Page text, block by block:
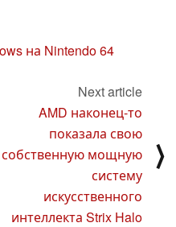
на Nintendo 64
Next article
AMD наконец-то
показала свою
собственную мощную
систему
искусственного
интеллекта Strix Halo
⟩